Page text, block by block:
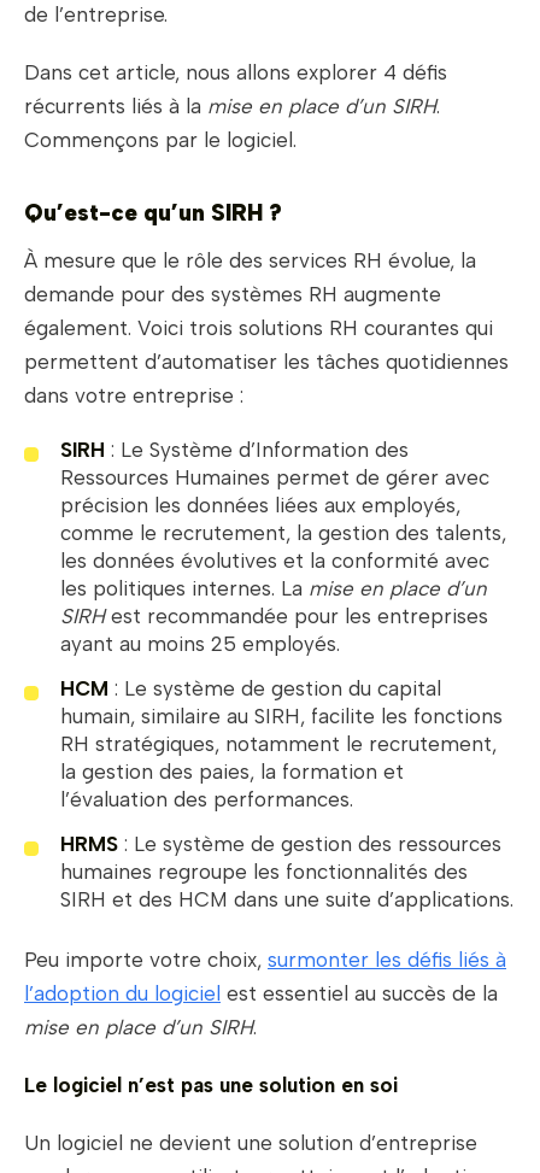
de l’entreprise.
Dans cet article, nous allons explorer 4 défis
récurrents liés à la mise en place d’un SIRH.
Commençons par le logiciel.
Qu’est-ce qu’un SIRH ?
À mesure que le rôle des services RH évolue, la
demande pour des systèmes RH augmente
également. Voici trois solutions RH courantes qui
permettent d’automatiser les tâches quotidiennes
dans votre entreprise :
SIRH : Le Système d’Information des
Ressources Humaines permet de gérer avec
précision les données liées aux employés,
comme le recrutement, la gestion des talents,
les données évolutives et la conformité avec
les politiques internes. La mise en place d’un
SIRHest recommandée pour les entreprises
ayant au moins 25 employés.
HCM : Le système de gestion du capital
humain, similaire au SIRH, facilite les fonctions
RH stratégiques, notamment le recrutement,
la gestion des paies, la formation et
l’évaluation des performances.
HRMS : Le système de gestion des ressources
humaines regroupe les fonctionnalités des
SIRH et des HCM dans une suite d’applications.
Peu importe votre choix, surmonter les défis liés à
l’adoption du logiciel est essentiel au succès de la
mise en place d’un SIRH.
Le logiciel n’est pas une solution en soi
Un logiciel ne devient une solution d’entreprise